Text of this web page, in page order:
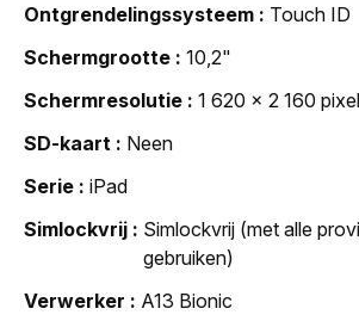
Ontgrendelingssysteem
Touch ID
Schermgrootte
10,2"
Schermresolutie
1 620 x 2 160
SD-kaart
Neen
Serie
iPad
Simlockvrij
Simlockvrij (met alle
gebruiken)
Verwerker
A13 Bionic